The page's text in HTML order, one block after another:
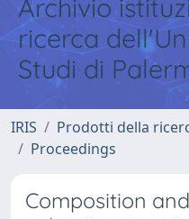
Archivio
ricerca
Studi di
IRIS Prodotti della
Proceedings
Composition